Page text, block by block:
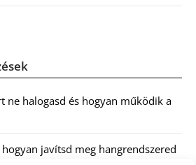
ne halogasd és hogyan működik a
hogyan javítsd meg hangrendszered